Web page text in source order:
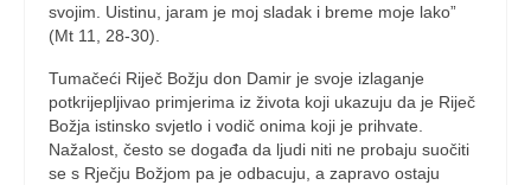
svojim. Uistinu, jaram je moj sladak i breme moje lako”
(Mt 11, 28-30).
Tumačeći Riječ Božju don Damir je svoje izlaganje
potkrijepljivao primjerima iz života koji ukazuju da je Riječ
Božja istinsko svjetlo i vodič onima koji je prihvate.
Nažalost, često se događa da ljudi niti ne probaju suočiti
se s Rječju Božjom pa je odbacuju, a zapravo ostaju